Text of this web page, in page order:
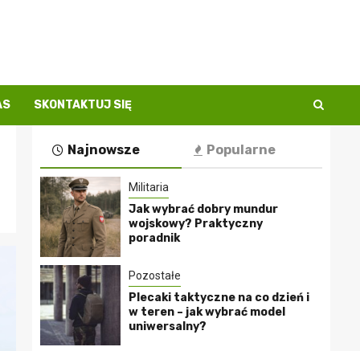
SKONTAKTUJ SIĘ
Najnowsze Popularne
Militaria
Jak wybrać dobry mundur
wojskowy? Praktyczny
poradnik
Pozostałe
Plecaki taktyczne na co dzień i
w teren – jak wybrać model
uniwersalny?